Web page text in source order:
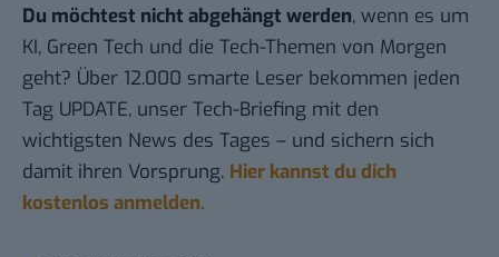
Du möchtest nicht abgehängt werden, wenn es um
KI, Green Tech und die Tech-Themen von Morgen
geht? Über 12.000 smarte Leser bekommen jeden
Tag UPDATE, unser Tech-Briefing mit den
wichtigsten News des Tages – und sichern sich
damit ihren Vorsprung. Hier kannst du dich
kostenlos anmelden.